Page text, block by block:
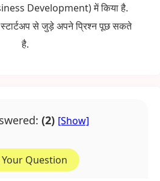
Development) में किया है.
से जुड़े अपने प्रिश्न पूछ सकते
है.
(2)
Your Question